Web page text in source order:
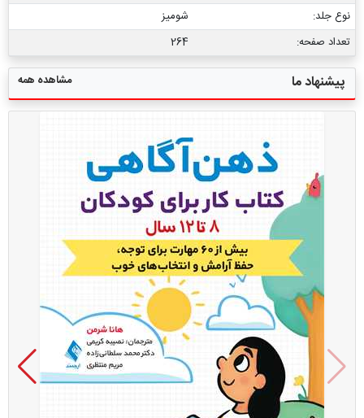
نوع جلد:
شومیز
تعداد صفحه:
264
پیشنهاد ما مشاهده همه